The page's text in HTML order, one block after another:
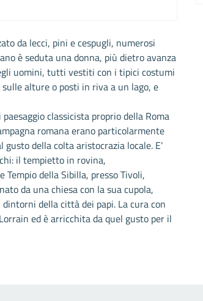
da lecci, pini e cespugli, numerosi
è seduta una donna, più dietro avanza
uomini, tutti vestiti con i tipici costumi
alture o posti in riva a un lago, e
classicista proprio della Roma
romana erano particolarmente
della colta aristocrazia locale. E’
il tempietto in rovina,
della Sibilla, presso Tivoli,
da una chiesa con la sua cupola,
della città dei papi. La cura con
ed è arricchita da quel gusto per il